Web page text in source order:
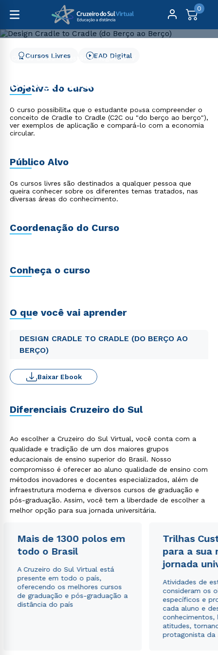
0
Cursos Livres
Gestão e Negócios
Design Cradle to Cradle
(do Berço ao Berço)
Cursos Livres EAD Digital
Objetivo do curso
O curso possibilita que o estudante possa compreender o
conceito de Cradle to Cradle (C2C ou "do berço ao berço"),
ver exemplos de aplicação e compará-lo com a economia
circular.
Público Alvo
Os cursos livres são destinados a qualquer pessoa que
queira conhecer sobre os diferentes temas tratados, nas
diversas áreas do conhecimento.
Coordenação do Curso
Conheça o curso
O que você vai aprender
DESIGN CRADLE TO CRADLE (DO BERÇO AO
BERÇO)
Baixar Ebook
Diferenciais Cruzeiro do Sul
Ao escolher a Cruzeiro do Sul Virtual, você conta com a
qualidade e tradição de um dos maiores grupos
educacionais de ensino superior do Brasil. Nosso
compromisso é oferecer ao aluno qualidade de ensino com
métodos inovadores e docentes especializados, além de
infraestrutura moderna e diversos cursos de graduação e
pós-graduação. Assim, você tem a liberdade de escolher a
melhor opção para sua jornada universitária.
Mais de 1300 polos em
todo o Brasil
A Cruzeiro do Sul Virtual está
presente em todo o país,
oferecendo os melhores cursos
de graduação e pós-graduação a
distância do país
Trilhas
para a sua
jornada
Atividades de
consideram os
específicos e
cada aluno e
conhecimentos,
atitudes,
protagonista da